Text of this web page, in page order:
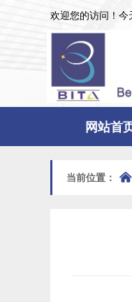
欢迎您的访问！今
网站首
当前位置： 낀